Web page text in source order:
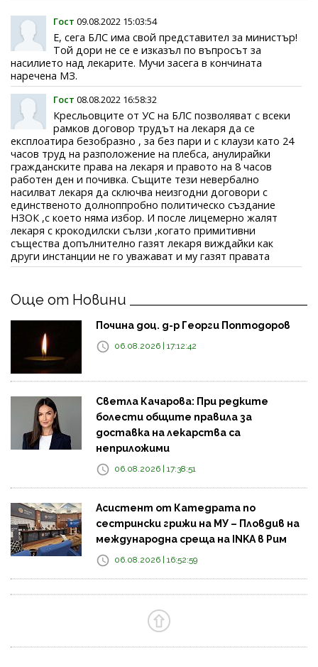
Гост 09.08.2022 15:03:54
Е, сега БЛС има свой представител за министър!
Той дори не се е изказъл по въпросът за
насилието над лекарите. Мучи засега в кончината
наречена МЗ.
Гост 08.08.2022 16:58:32
Кресльовците от УС на БЛС позволяват с всеки
рамков договор трудът на лекаря да се
експлоатира безобразно , за без пари и с клаузи като 24
часов труд на разположение на плебса, анулирайки
гражданските права на лекаря и правото на 8 часов
работен ден и почивка. Същите тези невербално
насилват лекаря да сключва неизгодни договори с
единственото долноппробно политическо създание
НЗОК ,с което няма избор. И после лицемерно жалят
лекаря с крокодилски сълзи ,когато примитивни
същества допълнително газят лекаря виждайки как
други инстанции не го уважават и му газят правата
Още от Новини
Почина доц. д-р Георги Поптодоров
06.08.2026 | 17:12:42
Светла Качарова: При редките
болести общите правила за
доставка на лекарства са
неприложими
06.08.2026 | 17:38:51
Асистент от Катедрата по
сестрински грижи на МУ – Пловдив на
международна среща на INKA в Рим
06.08.2026 | 16:52:59